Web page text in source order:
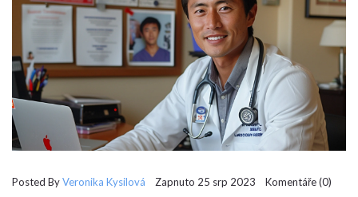
Posted ByVeronika Kysilová Zapnuto 25 srp 2023 Komentáře (0)